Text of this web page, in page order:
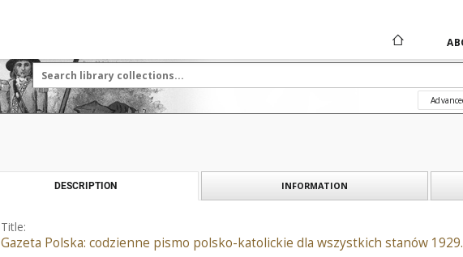
DESCRIPTION INFORMATION
Title:
Gazeta Polska: codzienne pismo polsko-katolickie dla wszystkich stanów